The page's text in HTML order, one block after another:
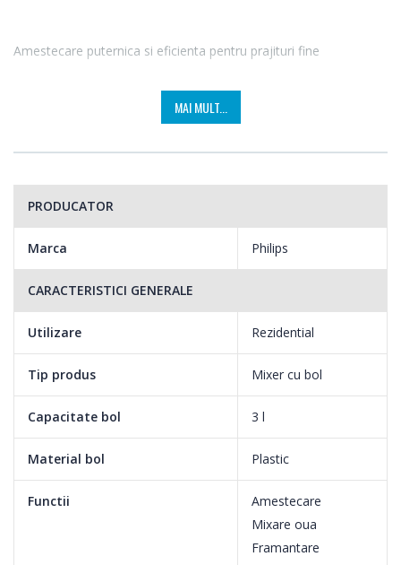
Amestecare puternica si eficienta pentru prajituri fine
Pana la 25 % mai rapid cu motor puternic de 450 W
- Palete conice pentru incorporare maxima a aerului
Paletele conice unice permit incorporarea cantitatii maxime de
aer, contribuind la obtinerea unor texturi mai pufoase si a unui
- Putere de 450 W a motorului pentru cele mai tari aluaturi
MAI MULT...
PRODUCATOR
Marca Philips
CARACTERISTICI GENERALE
Utilizare Rezidential
Tip produs Mixer cu bol
Capacitate bol 3 l
Material bol Plastic
Functii
Amestecare
Mixare oua
Framantare